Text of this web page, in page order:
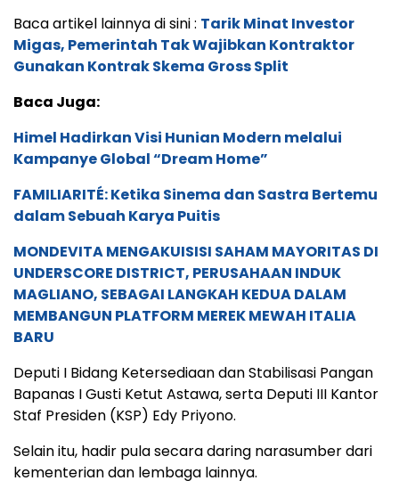
Baca artikel lainnya di sini : Tarik Minat Investor
Migas, Pemerintah Tak Wajibkan Kontraktor
Gunakan Kontrak Skema Gross Split
Baca Juga:
Himel Hadirkan Visi Hunian Modern melalui
Kampanye Global “Dream Home”
FAMILIARITÉ: Ketika Sinema dan Sastra Bertemu
dalam Sebuah Karya Puitis
MONDEVITA MENGAKUISISI SAHAM MAYORITAS DI
UNDERSCORE DISTRICT, PERUSAHAAN INDUK
MAGLIANO, SEBAGAI LANGKAH KEDUA DALAM
MEMBANGUN PLATFORM MEREK MEWAH ITALIA
BARU
Deputi I Bidang Ketersediaan dan Stabilisasi Pangan
Bapanas I Gusti Ketut Astawa, serta Deputi III Kantor
Staf Presiden (KSP) Edy Priyono.
Selain itu, hadir pula secara daring narasumber dari
kementerian dan lembaga lainnya.